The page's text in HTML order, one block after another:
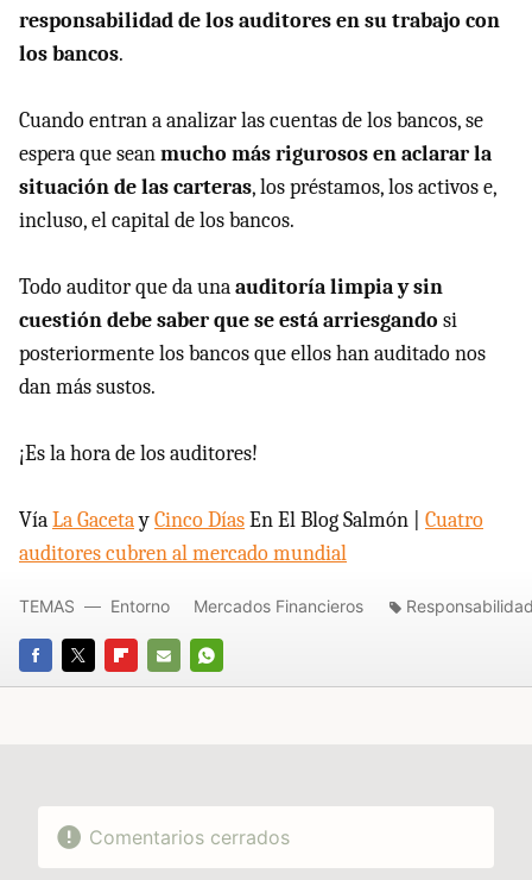
responsabilidad de los auditores en su trabajo con
los bancos.
Cuando entran a analizar las cuentas de los bancos, se
espera que seanmucho más rigurosos en aclarar la
situación de las carteras, los préstamos, los activos e,
incluso, el capital de los bancos.
Todo auditor que da unaauditoría limpia y sin
cuestión debe saber que se está arriesgando si
posteriormente los bancos que ellos han auditado nos
dan más sustos.
¡Es la hora de los auditores!
VíaLa GacetayCinco DíasEn El Blog Salmón | Cuatro
auditores cubren al mercado mundial
FACEBOOK
TWITTERFLIPBOARD
E-
WHATSAPP
TEMAS Entorno Mercados Financieros
Comentarios cerrados